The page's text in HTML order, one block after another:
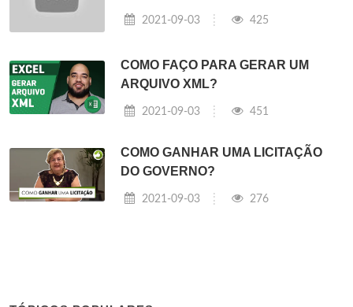
2021-09-03 425
COMO FAÇO PARA GERAR UM
ARQUIVO XML?
2021-09-03 451
COMO GANHAR UMA LICITAÇÃO
DO GOVERNO?
2021-09-03 276